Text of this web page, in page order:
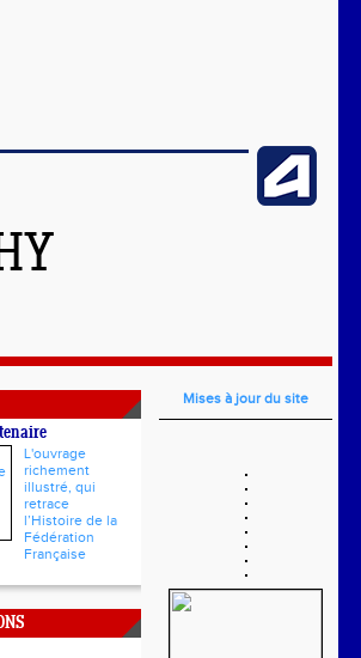
L'ouvrage
richement
illustré, qui
retrace
l’Histoire de la
Fédération
Française
Mises à jour du site